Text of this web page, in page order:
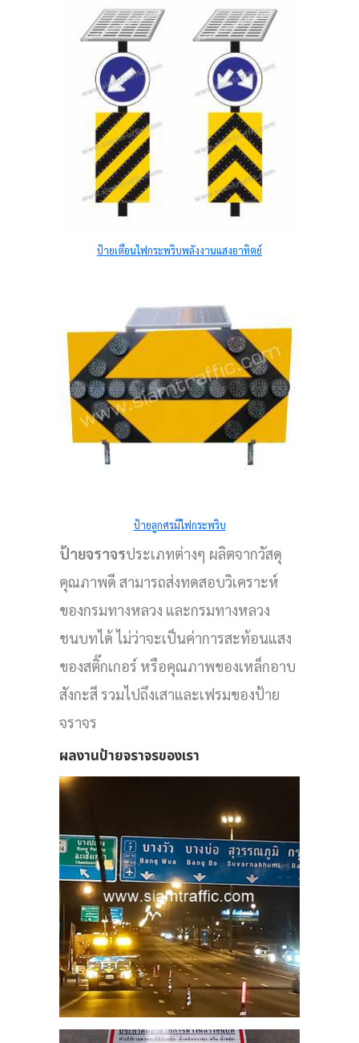
ป้ายเตือนไฟกระพริบพลังงานแสงอาทิตย์
ป้ายลูกศรมีไฟกระพริบ
ป้ายจราจรประเภทต่างๆ ผลิตจากวัสดุ
คุณภาพดี สามารถส่งทดสอบวิเคราะห์
ของกรมทางหลวง และกรมทางหลวง
ชนบทได้ ไม่ว่าจะเป็นค่าการสะท้อนแสง
ของสติ๊กเกอร์ หรือคุณภาพของเหล็กอาบ
สังกะสี รวมไปถึงเสาและเฟรมของป้าย
จราจร
ผลงานป้ายจราจรของเรา